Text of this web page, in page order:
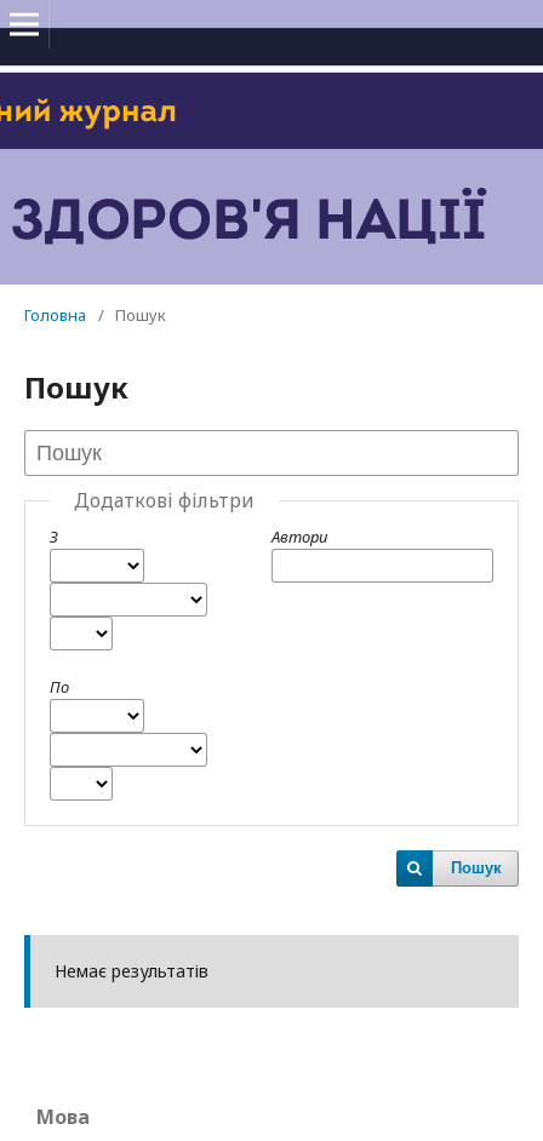
Головна / Пошук
Пошук
Додаткові фільтри
З
По
Автори
Пошук
Немає результатів
Мова